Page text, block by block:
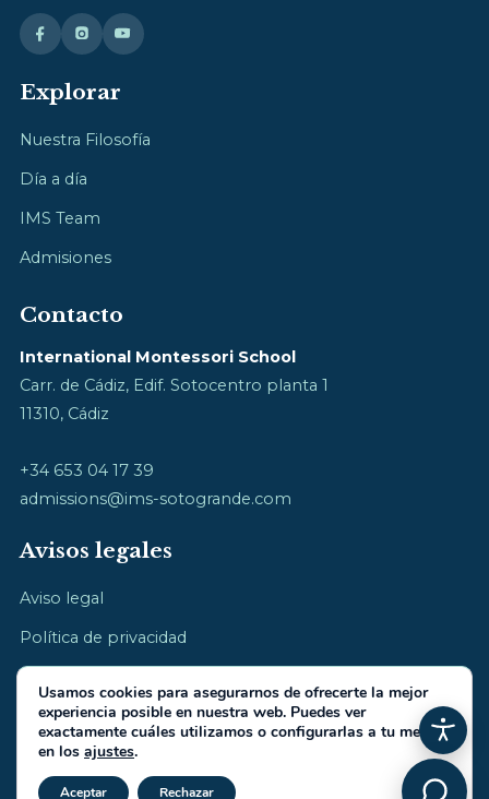
Explorar
Nuestra Filosofía
Día a día
IMS Team
Admisiones
Contacto
International Montessori School
Carr. de Cádiz, Edif. Sotocentro planta 1
11310, Cádiz
+34 653 04 17 39
admissions@ims-sotogrande.com
Avisos legales
Aviso legal
Política de privacidad
Política de cookies
© 2026 International Montessori School · cultivamos la infancia
Usamos cookies para asegurarnos de ofrecerte la mejor
experiencia posible en nuestra web. Puedes ver
exactamente cuáles utilizamos o configurarlas a tu medida
en los ajustes.
Aceptar Rechazar Cerrar el banner de cookies